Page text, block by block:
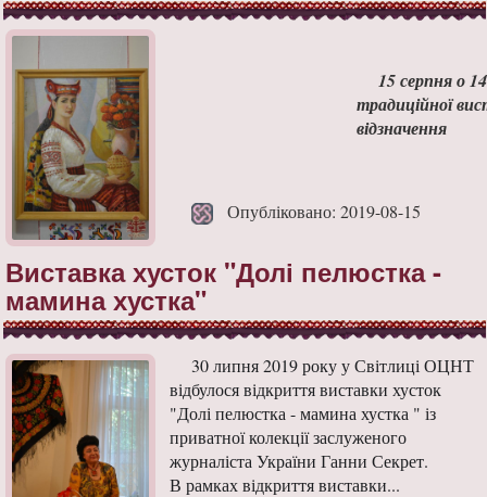
15 серпня о
традиційної
Опубліковано: 2019-08-15
Виставка хусток "Долі пелюстка -
мамина хустка"
30 липня 2019 року у Світлиці ОЦНТ
відбулося відкриття виставки хусток
"Долі пелюстка - мамина хустка " із
приватної колекції заслуженого
журналіста України Ганни Секрет.
В рамках відкриття виставки...